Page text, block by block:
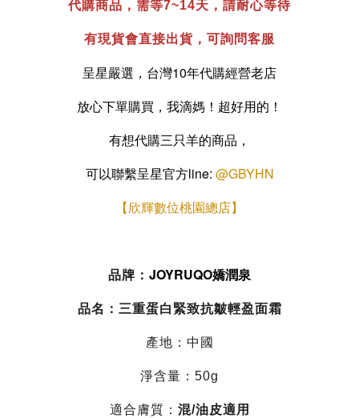
代購商品，需等7~14天，請耐心等待
有現貨會直接出貨，可詢問客服
呈星嚴選，台灣10年代購經營老店
放心下單購買，我滴媽！超好用的！
有想代購三只羊的商品，
可以聯繫呈星官方line: @GBYHN
【欣輝數位桃園總店】
品牌： JOYRUQO嬌潤泉
品名：三重蛋白緊致抗皺輕盈面霜
產地：中國
淨含量：50g
適合膚質： 混/油皮適用